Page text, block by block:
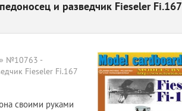
и разведчик Fieseler Fi.167
» №10763 -
Fieseler Fi.167
своими руками